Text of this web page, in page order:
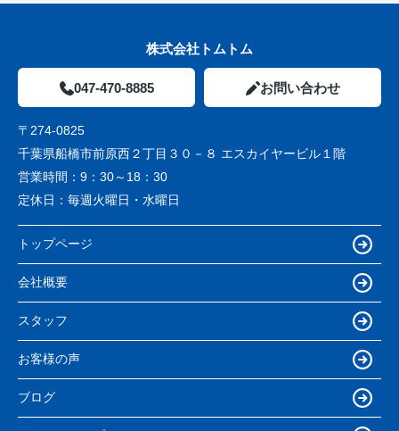
株式会社トムトム
047-470-8885 お問い合わせ
〒274-0825
千葉県船橋市前原西２丁目３０－８ エスカイヤービル１階
営業時間： 9：30～18：30
定休日： 毎週火曜日・水曜日
トップページ
会社概要
スタッフ
お客様の声
ブログ